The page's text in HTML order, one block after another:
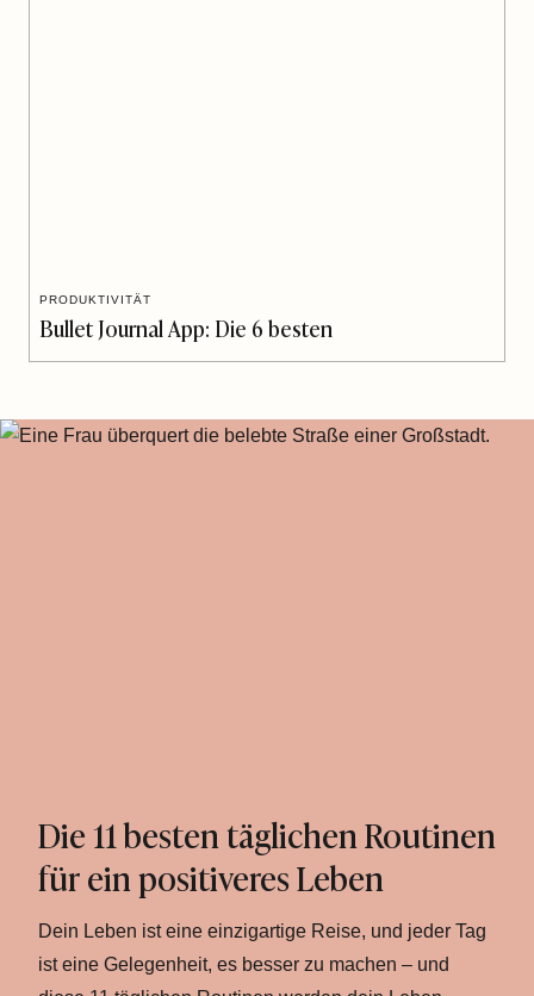
PRODUKTIVITÄT
Bullet Journal App: Die 6 besten
Die 11 besten täglichen Routinen
für ein positiveres Leben
Dein Leben ist eine einzigartige Reise, und jeder Tag
ist eine Gelegenheit, es besser zu machen – und